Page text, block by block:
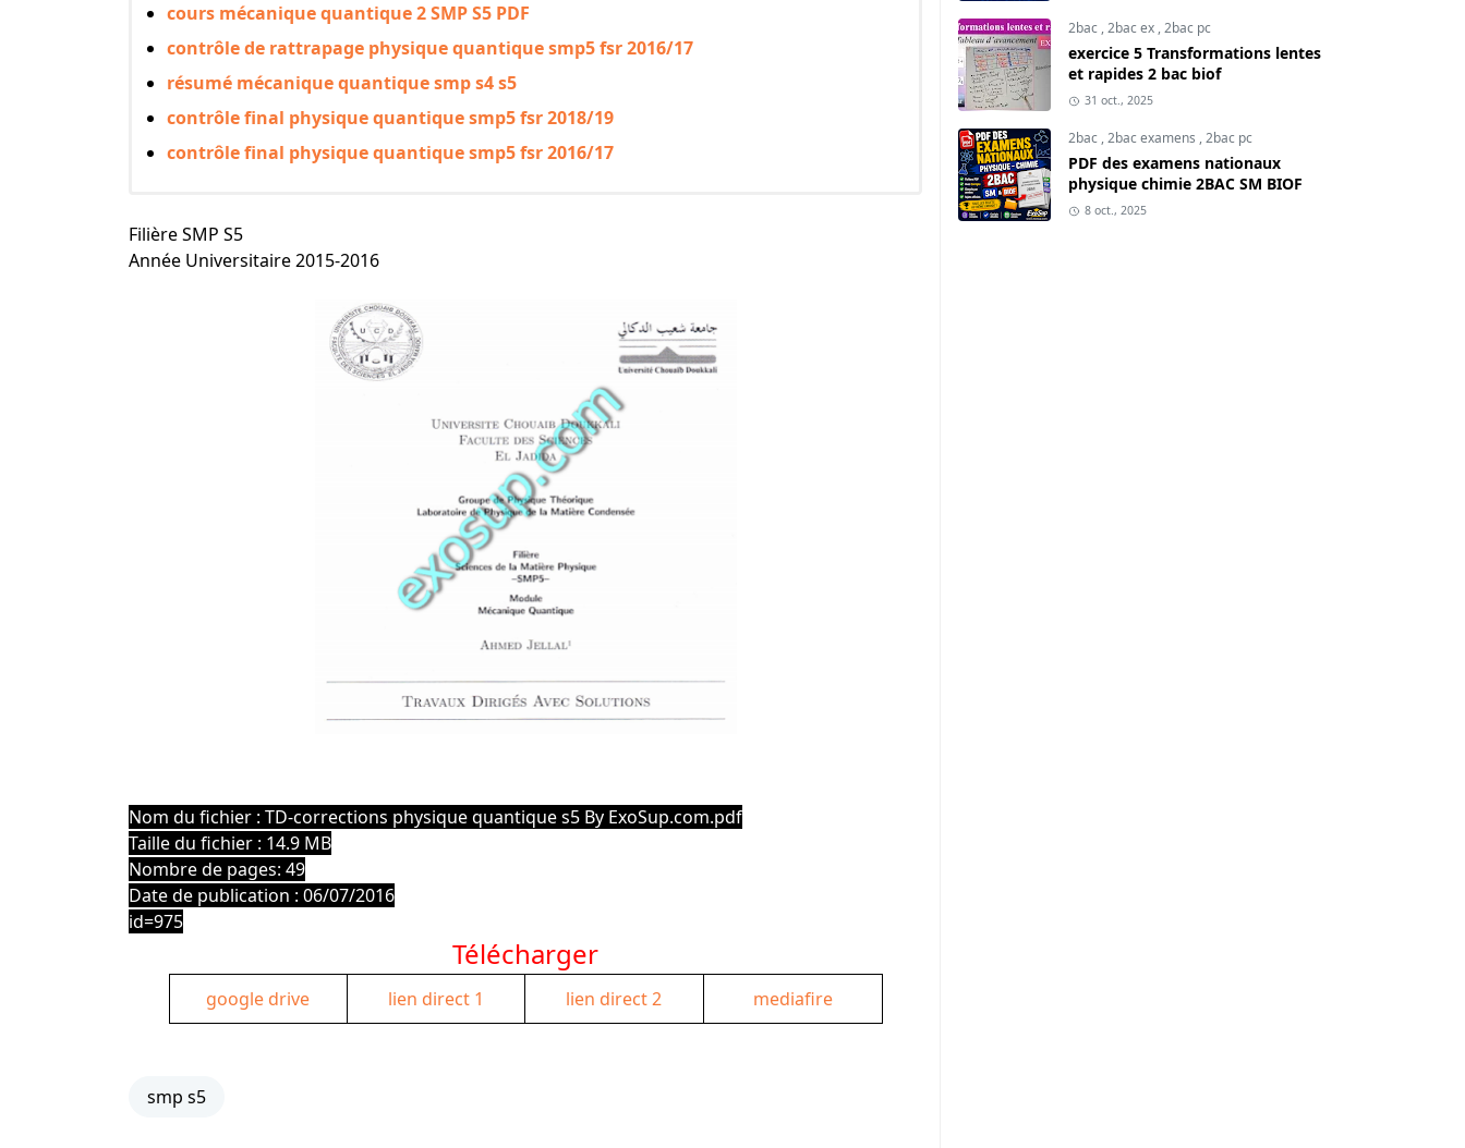
cours mécanique quantique 2 SMP S5 PDF
contrôle de rattrapage physique quantique smp5 fsr 2016/17
résumé mécanique quantique smp s4 s5
contrôle final physique quantique smp5 fsr 2018/19
contrôle final physique quantique smp5 fsr 2016/17
Filière SMP S5
Année Universitaire 2015-2016
Nom du fichier : TD-corrections physique quantique s5 By ExoSup.com.pdf
Taille du fichier : 14.9 MB
Nombre de pages: 49
Date de publication : 06/07/2016
id=975
Télécharger
google drive lien direct 1 lien direct 2 mediafire
smp s5
2bac,2bac ex,2bac pc
exercice 5 Transformations lentes
et rapides 2 bac biof
31 oct., 2025
2bac,2bac examens ,2bac pc
PDF des examens nationaux
physique chimie 2BAC SM BIOF
8 oct., 2025